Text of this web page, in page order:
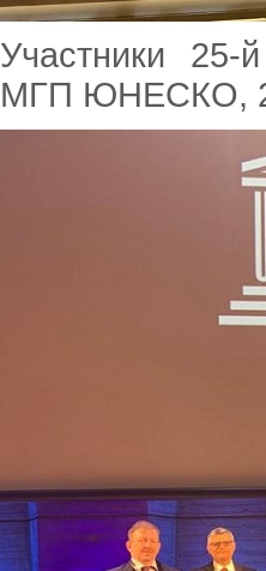
Участники 25-
МГП ЮНЕСКО,